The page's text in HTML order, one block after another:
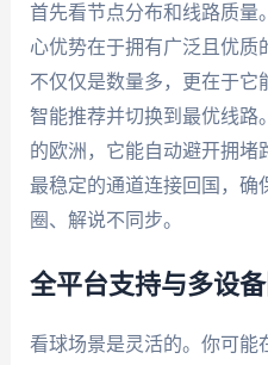
首先看节点分布和线路质量
心优势在于拥有广泛且优质
不仅仅是数量多，更在于它
智能推荐并切换到最优线路
的欧洲，它能自动避开拥堵
最稳定的通道连接回国，确
圈、解说不同步。
全平台支持与多设
看球场景是灵活的。你可能